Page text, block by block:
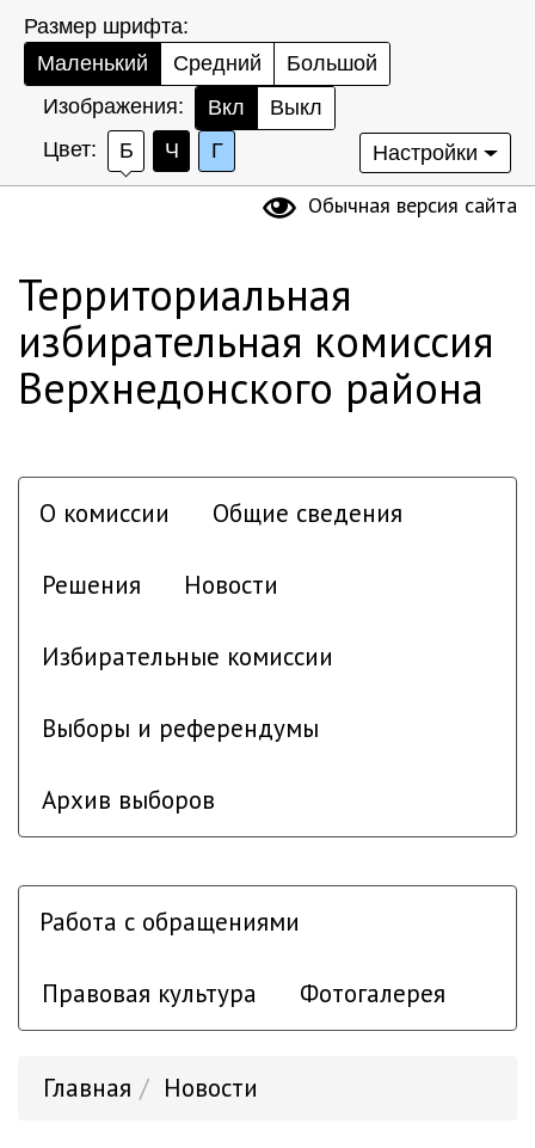
Размер шрифта:
Маленький
Средний
Большой
Изображения:
Вкл
Выкл
Цвет:
Б Ч Г Настройки
Обычная версия сайта
Территориальная
избирательная комиссия
Верхнедонского района
О комиссии Общие сведения
Решения Новости
Избирательные комиссии
Выборы и референдумы
Архив выборов
Работа с обращениями
Правовая культура Фотогалерея
Главная Новости